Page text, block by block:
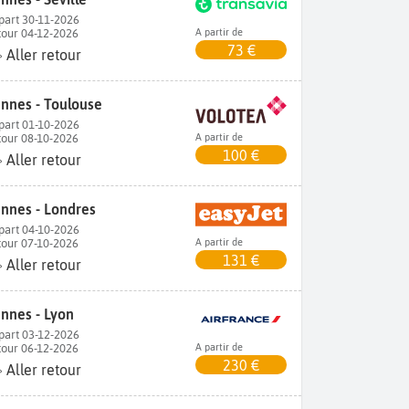
30-11-2026
04-12-2026
Aller retour
A partir de
73 €
- Toulouse
01-10-2026
08-10-2026
Aller retour
A partir de
100 €
- Londres
04-10-2026
07-10-2026
Aller retour
A partir de
131 €
- Lyon
03-12-2026
06-12-2026
Aller retour
A partir de
230 €